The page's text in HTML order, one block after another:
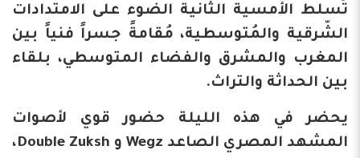
​تُسلط الأمسية الثانية الضوء على الامتدادات
الشّرقية والمُتوسطية، مُقامةً جسراً فنياً بين
المغرب والمشرق والفضاء المتوسطي، بلقاء
بين الحداثة والتراث.
يحضر في هذه الليلة حضور قوي لأصوات
المشهد المصري الصاعد Wegz و Double Zuksh،